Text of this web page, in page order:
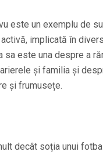
este un exemplu de
implicată în
este una despre a
și familia și
și frumusețe.
decât soția unui